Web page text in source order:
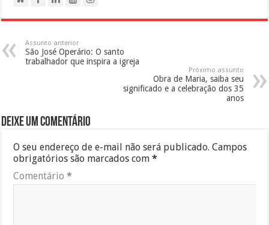
Assunto anterior
São José Operário: O santo
trabalhador que inspira a igreja
Próximo assunto
Obra de Maria, saiba seu
significado e a celebração dos 35
anos
Deixe um comentário
O seu endereço de e-mail não será publicado. Campos
obrigatórios são marcados com*
Comentário*